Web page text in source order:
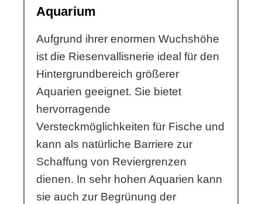
Aquarium
Aufgrund ihrer enormen Wuchshöhe
ist die Riesenvallisnerie ideal für den
Hintergrundbereich größerer
Aquarien geeignet. Sie bietet
hervorragende
Versteckmöglichkeiten für Fische und
kann als natürliche Barriere zur
Schaffung von Reviergrenzen
dienen. In sehr hohen Aquarien kann
sie auch zur Begrünung der